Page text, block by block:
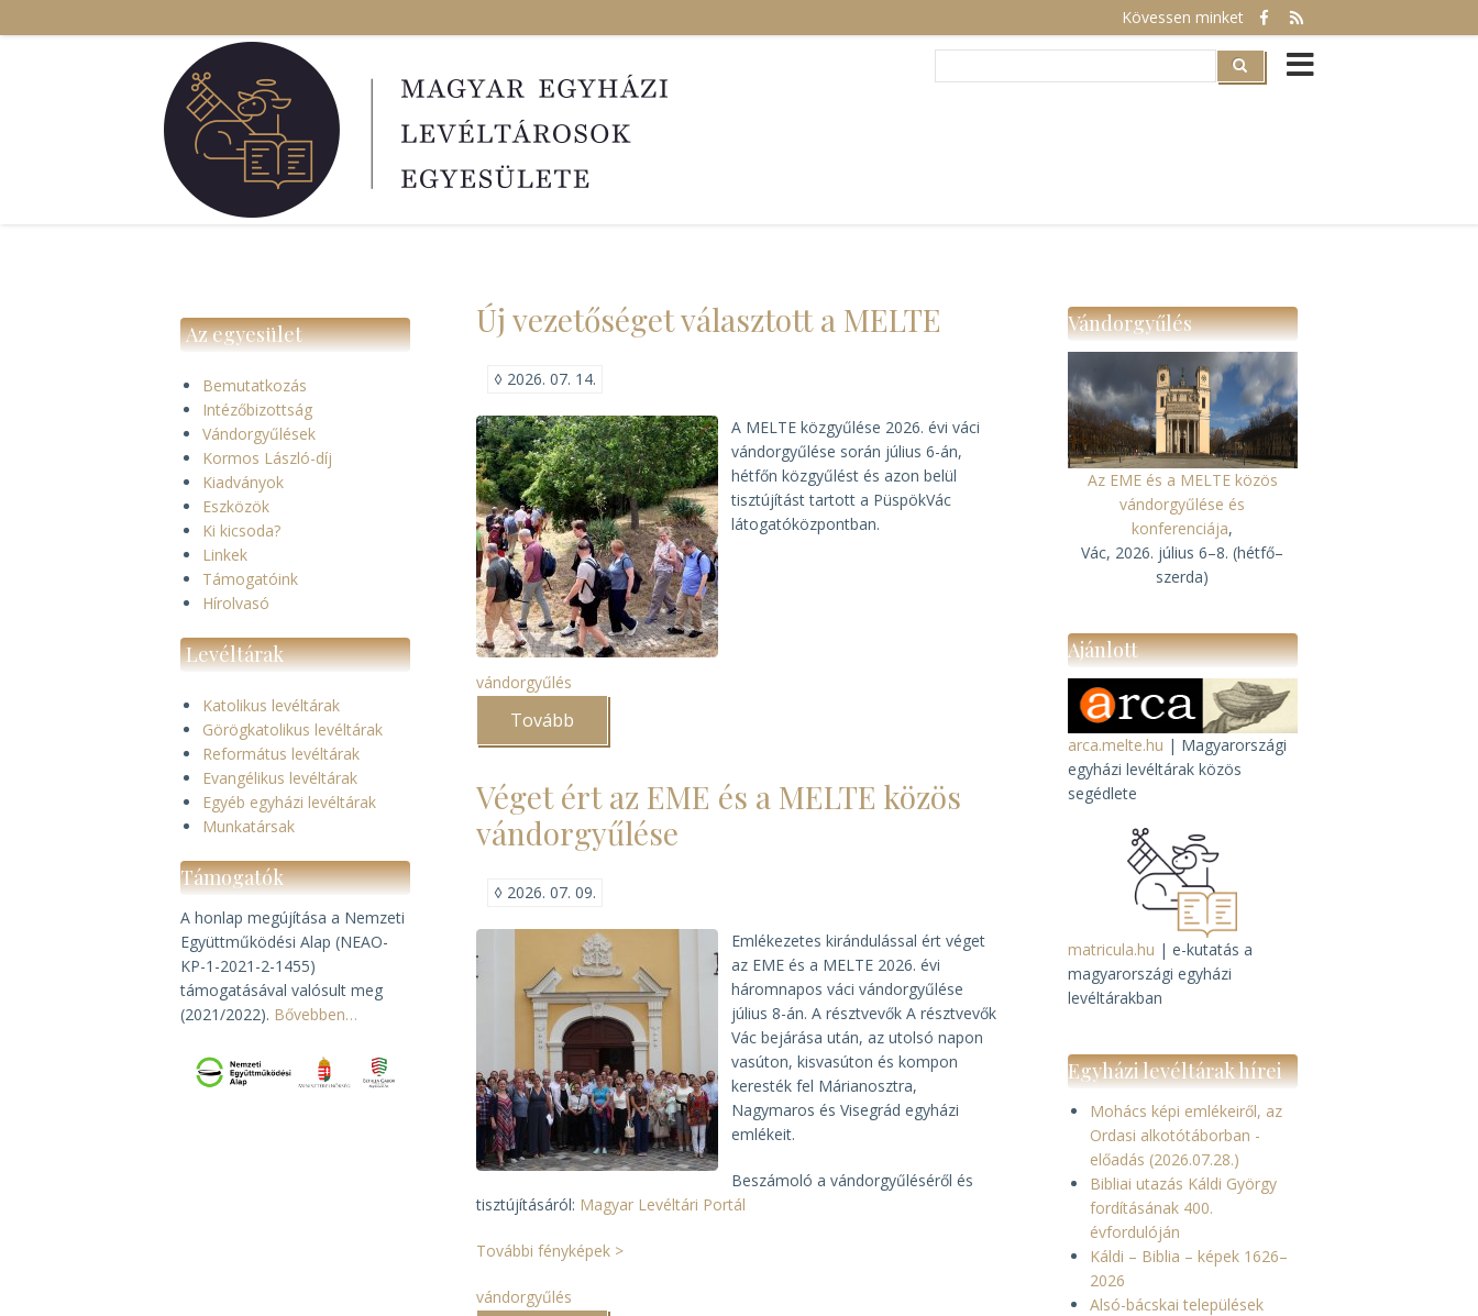
a
Kövessen minket
Search
Az egyesület
Bemutatkozás
Intézőbizottság
Vándorgyűlések
Kormos László-díj
Kiadványok
Eszközök
Ki kicsoda?
Linkek
Támogatóink
Hírolvasó
Levéltárak
Katolikus levéltárak
Görögkatolikus levéltárak
Református levéltárak
Evangélikus levéltárak
Egyéb egyházi levéltárak
Munkatársak
Támogatók
A honlap megújítása a Nemzeti
Együttműködési Alap (NEAO-
KP-1-2021-2-1455)
támogatásával valósult meg
(2021/2022). Bővebben…
Új vezetőséget választott a MELTE
◊ 2026. 07. 14.
A MELTE közgyűlése 2026. évi váci
vándorgyűlése során július 6-án,
hétfőn közgyűlést és azon belül
tisztújítást tartott a PüspökVác
látogatóközpontban.
vándorgyűlés
Tovább
választott
MELTE)
Véget ért az EME és a MELTE közös
vándorgyűlése
◊ 2026. 07. 09.
Emlékezetes kirándulással ért véget
az EME és a MELTE 2026. évi
háromnapos váci vándorgyűlése
július 8-án. A résztvevőkA résztvevők
Vác bejárása után,az utolsó napon
vasúton, kisvasúton és kompon
keresték fel Márianosztra,
Nagymaros és Visegrád egyházi
emlékeit.
Beszámoló a vándorgyűléséről és
tisztújításáról: Magyar Levéltári Portál
További fényképek >
vándorgyűlés
Vándorgyűlés
Az EME és a MELTE közös
vándorgyűlése és
konferenciája,
Vác, 2026. július 6–8. (hétfő–
szerda)
Ajánlott
arca.melte.hu | Magyarországi
egyházi levéltárak közös
segédlete
matricula.hu | e-kutatás a
magyarországi egyházi
levéltárakban
Egyházi levéltárak hírei
Mohács képi emlékeiről, az
Ordasi alkotótáborban -
előadás (2026.07.28.)
Bibliai utazás Káldi György
fordításának 400.
évfordulóján
Káldi – Biblia – képek 1626–
2026
Alsó-bácskai települések